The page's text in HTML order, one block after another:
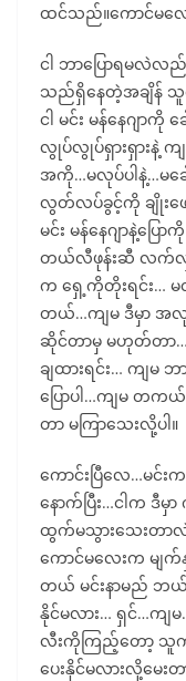
ထင်သည်။ကောင်မလ
ငါ ဘာပြောရမလဲလ
သည်ရှိနေတဲ့အချိန် သူတို့
ငါ မင်း မန်နေဂျာ
လွုပ်လွုပ်ရှားရှားနဲ့
အကို…မလုပ်ပါနဲ့…မခေ
လွတ်လပ်ခွင့်ကို ချိုးဖေ
မင်း မန်နေဂျာနဲ့ပ
တယ်လီဖုန်းဆီ လက်လှမ်
က ရှေ့ကိုတိုးရင်း… မ
တယ်…ကျမ ဒီမှာ အလု
ဆိုင်တာမှ မဟုတ်တာ…
ချထားရင်း… ကျမ
ပြောပါ…ကျမ တ
တာ မကြာသေးလို့ပါ။
ကောင်းပြီလေ…မင်
နောက်ပြီး…ငါက ဒီ
ထွက်မသွားသေးတာ
ကောင်မလေးက မျက်
တယ် မင်းနာမည် ဘယ်လို
နိုင်မလား… ရှင်…ကျ
လီးကိုကြည့်တော့ သူက
ပေးနိုင်မလားလို့မေ